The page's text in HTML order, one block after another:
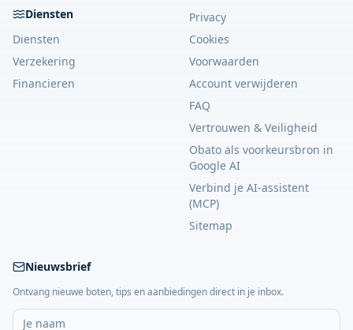
Diensten
Diensten
Verzekering
Financieren
Privacy
Cookies
Voorwaarden
Account verwijderen
FAQ
Vertrouwen & Veiligheid
Obato als voorkeursbron in
Google AI
Verbind je AI-assistent
(MCP)
Sitemap
Nieuwsbrief
Ontvang nieuwe boten, tips en aanbiedingen direct in je inbox.